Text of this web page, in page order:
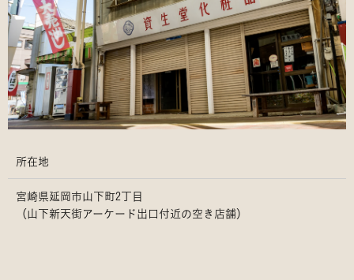
所在地
宮崎県延岡市山下町2丁目
（山下新天街アーケード出口付近の空き店舗）